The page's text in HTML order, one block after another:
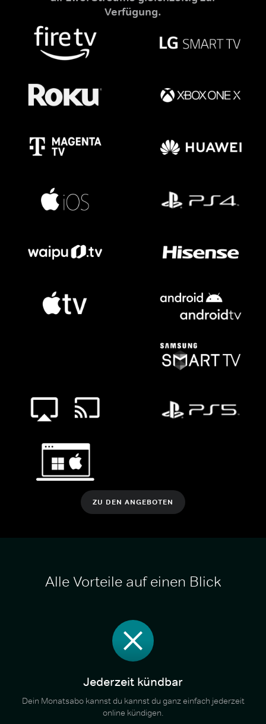
Verfügung.
ZU DEN ANGEBOTEN
Alle Vorteile auf einen Blick
Jederzeit kündbar
Dein Monatsabo kannst du kannst du ganz einfach jederzeit
online kündigen.